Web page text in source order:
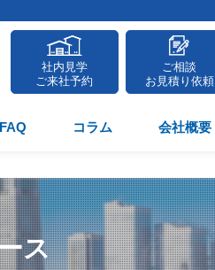
社内見学
ご来社予約
ご相談
お見積り依頼
FAQ コラム 会社概要
ス